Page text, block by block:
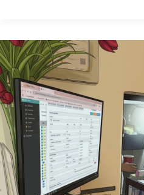
Adiós
procesos
manuales.